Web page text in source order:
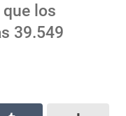
los
39.549